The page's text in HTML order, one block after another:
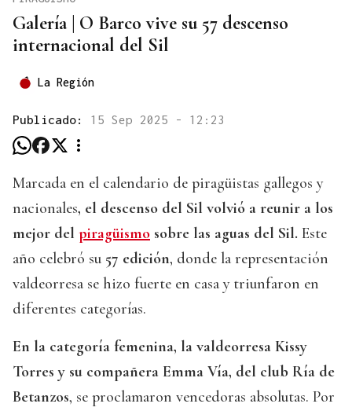
Galería | O Barco vive su 57 descenso
internacional del Sil
La Región
Publicado: 15 Sep 2025 - 12:23
Marcada en el calendario de piragüistas gallegos y
nacionales, el descenso del Sil volvió a reunir a los
mejor del piragüismo sobre las aguas del Sil. Este
año celebró su 57 edición, donde la representación
valdeorresa se hizo fuerte en casa y triunfaron en
diferentes categorías.
En la categoría femenina, la valdeorresa Kissy
Torres y su compañera Emma Vía, del club Ría de
Betanzos, se proclamaron vencedoras absolutas. Por